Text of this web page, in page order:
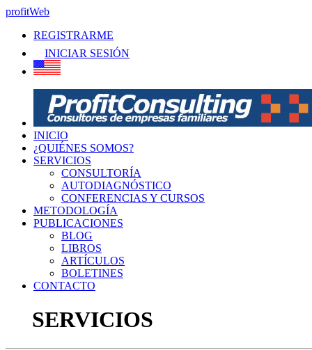
profitWeb
REGISTRARME
INICIAR SESIÓN
INICIO
¿QUIÉNES SOMOS?
SERVICIOS
CONSULTORÍA
AUTODIAGNÓSTICO
CONFERENCIAS Y CURSOS
METODOLOGÍA
PUBLICACIONES
BLOG
LIBROS
ARTÍCULOS
BOLETINES
CONTACTO
SERVICIOS